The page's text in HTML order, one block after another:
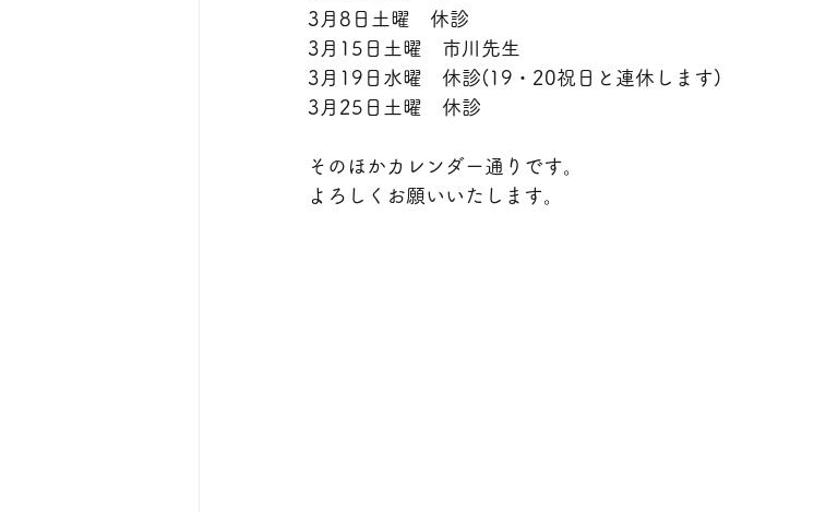
3月8日土曜　休診
3月15日土曜　市川先生
3月19日水曜　休診(19・20祝日と連休します)
3月25日土曜　休診
そのほかカレンダー通りです。
よろしくお願いいたします。